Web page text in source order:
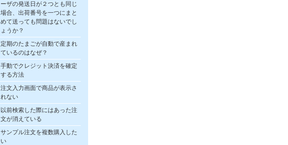
ーザの発送日が２つとも同じ
場合、出荷番号を一つにまと
めて送っても問題はないでし
ょうか？
定期のたまごが自動で産まれ
ているのはなぜ？
手動でクレジット決済を確定
する方法
注文入力画面で商品が表示さ
れない
以前検索した際にはあった注
文が消えている
サンプル注文を複数購入した
い